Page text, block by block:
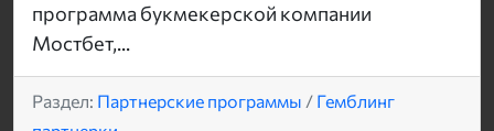
программа букмекерской компании
Мостбет,...
Раздел: Партнерские программы / Гемблинг